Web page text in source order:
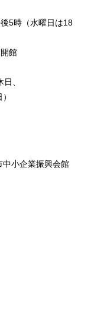
5時（水曜日は18
館
、
小企業振興会館